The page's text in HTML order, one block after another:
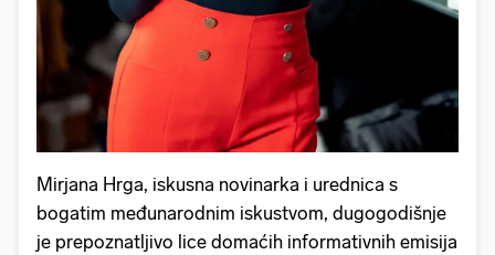
Mirjana Hrga, iskusna novinarka i urednica s
bogatim međunarodnim iskustvom, dugogodišnje
je prepoznatljivo lice domaćih informativnih emisija